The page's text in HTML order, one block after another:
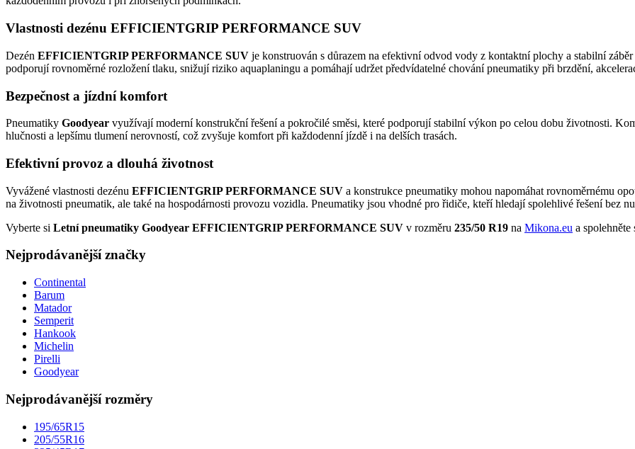
Vlastnosti dezénu EFFICIENTGRIP PERFORMANCE SUV
Dezén EFFICIENTGRIP PERFORMANCE SUV je konstruován s důrazem na efektivní odvod vody z kontaktní plochy a stabilní
podporují rovnoměrné rozložení tlaku, snižují riziko aquaplaningu a pomáhají udržet předvídatelné chování pneumatiky při brzdění,
Bezpečnost a jízdní komfort
Pneumatiky Goodyear využívají moderní konstrukční řešení a pokročilé směsi, které podporují stabilní výkon po celou dobu životnosti.
hlučnosti a lepšímu tlumení nerovností, což zvyšuje komfort při každodenní jízdě i na delších trasách.
Efektivní provoz a dlouhá životnost
Vyvážené vlastnosti dezénu EFFICIENTGRIP PERFORMANCE SUV a konstrukce pneumatiky mohou napomáhat rovnoměrnému
na životnosti pneumatik, ale také na hospodárnosti provozu vozidla. Pneumatiky jsou vhodné pro řidiče, kteří hledají spolehlivé řešení bez
Vyberte si Letní pneumatiky Goodyear EFFICIENTGRIP PERFORMANCE SUV v rozměru 235/50 R19 na Mikona.eu a
Nejprodávanější značky
Continental
Barum
Matador
Semperit
Hankook
Michelin
Pirelli
Goodyear
Nejprodávanější rozměry
195/65R15
205/55R16